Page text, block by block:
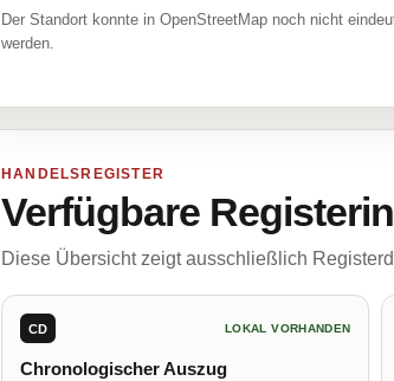
Der Standort konnte in OpenStreetMap noch nicht
werden.
HANDELSREGISTER
Verfügbare
Diese Übersicht zeigt ausschließlich
CD LOKAL VORHANDEN
Chronologischer Auszug